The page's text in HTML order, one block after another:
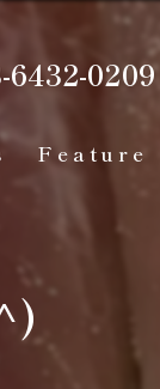
6432-0209
Feature
お酒